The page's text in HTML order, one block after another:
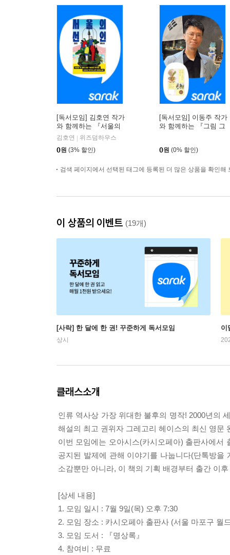
[독서모임] 김호연 작가
와 함께하는 『서울의
선인』 북토크
김호연
위즈덤하우스
0원 (3% 할인)
[독서모임] 이동주 작가
와 함께하는 『그림 그
0원 (0% 할인)
검색 페이지에서 선택된 태그에 등록된 더 많은 상품을 확인해
이 상품의 이벤트 (19개)
[사락] 한 달에 한 권! 꾸준하게 독서모임
상시
이
클래스소개
인류 역사상 가장 위대한 불후의 명작! 2000년의
해설의 최고 권위자 그레고리 헤이스의 최신 영문
이번 모임에는 오아시스(카시오페아) 출판사에
공지된 발제에 관해 이야기를 나눕니다(단톡방
소감뿐만 아니라, 이 책의 기획 배경부터 출간 이
[상세 내용]
1. 모임 일시 : 7월 9일(목) 오후 7:30
2. 모임 장소 : 카시오페아 출판사 (서울 마포구 월
3. 모임 도서 : 『명상록』
4. 참여비 : 무료